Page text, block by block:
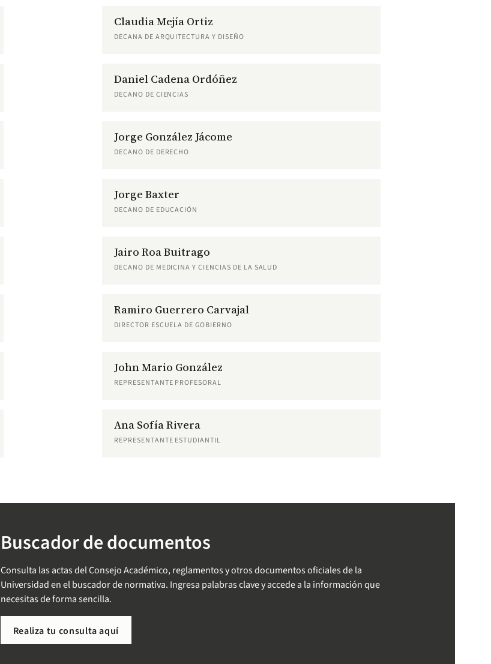
Claudia Mejía Ortiz
DECANA DE ARQUITECTURA Y DISEÑO
Daniel Cadena Ordóñez
DECANO DE CIENCIAS
Jorge González Jácome
DECANO DE DERECHO
Jorge Baxter
DECANO DE EDUCACIÓN
Jairo Roa Buitrago
DECANO DE MEDICINA Y CIENCIAS DE LA SALUD
Ramiro Guerrero Carvajal
DIRECTOR ESCUELA DE GOBIERNO
John Mario González
REPRESENTANTE PROFESORAL
Ana Sofía Rivera
REPRESENTANTE ESTUDIANTIL
Buscador de documentos
Consulta las actas del Consejo Académico, reglamentos y otros documentos oficiales de la
Universidad en el buscador de normativa. Ingresa palabras clave y accede a la información que
necesitas de forma sencilla.
Realiza tu consulta aquí